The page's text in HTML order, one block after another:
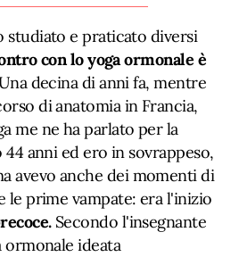
studiato e praticato diversi
con lo yoga ormonale è
decina di anni fa, mentre
di anatomia in Francia,
me ne ha parlato per la
anni ed ero in sovrappeso,
avevo anche dei momenti di
le prime vampate: era l'inizio
Secondo l'insegnante
ormonale ideata